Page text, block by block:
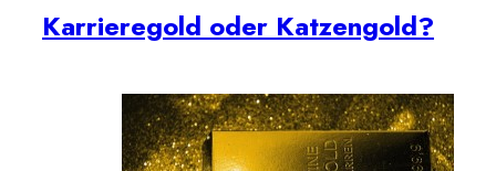
Karrieregold oder Katzengold?